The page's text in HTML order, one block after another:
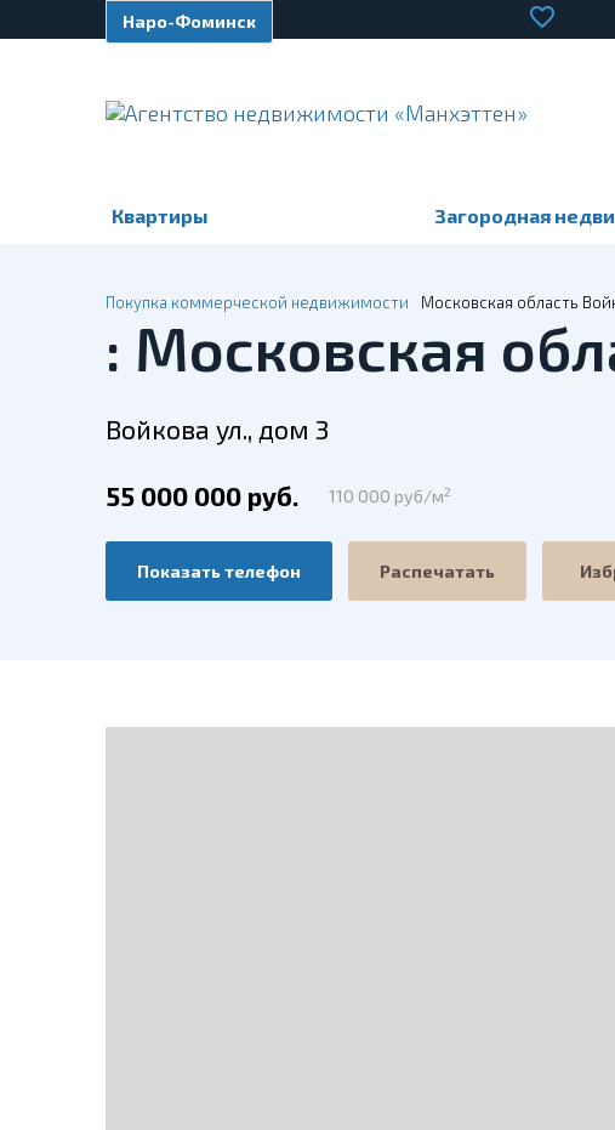
Наро-Фоминск
Квартиры Загородная
Покупка коммерческой недвижимости Московская область
: Московская
Войкова ул., дом 3
55 000 000 руб. 110 000 руб/м2
Показать телефон Распечатать